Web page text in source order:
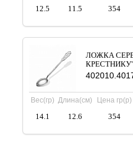
12.5 11.5 354
ЛОЖКА
Вес(гр) Длина(см) Цена гр(р)
14.1 12.6 354